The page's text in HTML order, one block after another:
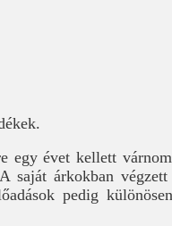
egy évet kellett
saját árkokban
pedig